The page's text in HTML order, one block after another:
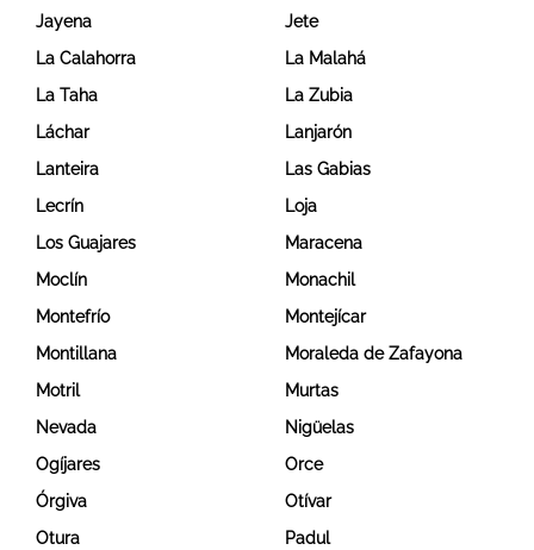
Jayena
Jete
La Calahorra
La Malahá
La Taha
La Zubia
Láchar
Lanjarón
Lanteira
Las Gabias
Lecrín
Loja
Los Guajares
Maracena
Moclín
Monachil
Montefrío
Montejícar
Montillana
Moraleda de Zafayona
Motril
Murtas
Nevada
Nigüelas
Ogíjares
Orce
Órgiva
Otívar
Otura
Padul